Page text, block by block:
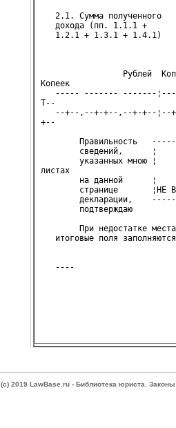
2.1. Сумма полученного
дохода (пп. 1.1.1 +
1.2.1 + 1.3.1 + 1.4.1)
Рублей  Копеек
Копеек
----- ------- -------
T--
--+--,--+-+--,--+-+--¦--
+--
Правильность
сведений,      ¦
указанных мною ¦
листах
на данной      ¦
странице       ¦НЕ
декларации,
подтверждаю
При недостатке места
итоговые поля
(c) 2019 LawBase.ru - Библиотека юриста.